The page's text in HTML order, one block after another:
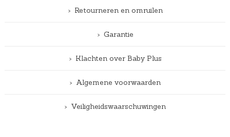
Retourneren en omruilen
Garantie
Klachten over Baby Plus
Algemene voorwaarden
Veiligheidswaarschuwingen